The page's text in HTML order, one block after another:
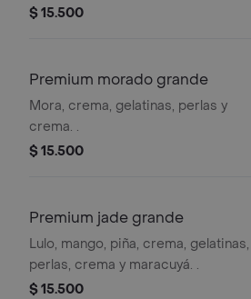
crema. .
$ 15.500
Premium morado grande
Mora, crema, gelatinas, perlas y
crema. .
$ 15.500
Premium jade grande
Lulo, mango, piña, crema, gelatinas,
perlas, crema y maracuyá. .
$ 15.500